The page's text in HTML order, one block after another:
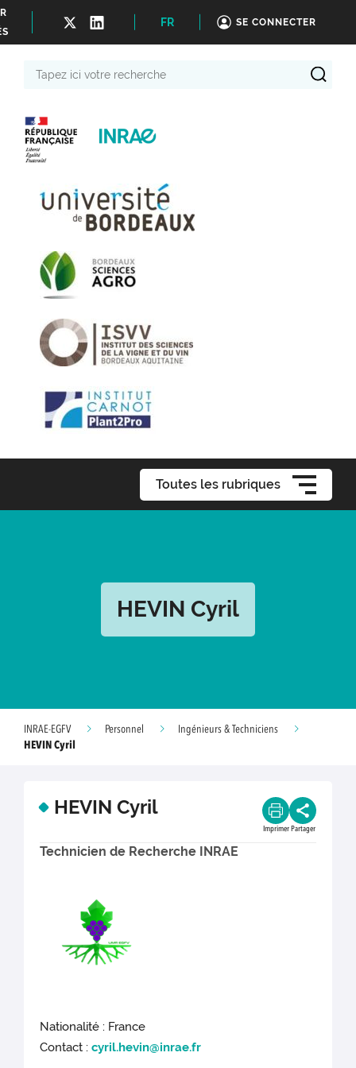
FR SE CONNECTER
Toutes les rubriques
HEVIN Cyril
INRAE-EGFV Personnel
Ingénieurs & Techniciens
HEVIN Cyril
HEVIN Cyril
Imprimer Partager
Technicien de Recherche INRAE
Nationalité : France
Contact :cyril.hevin@inrae.fr